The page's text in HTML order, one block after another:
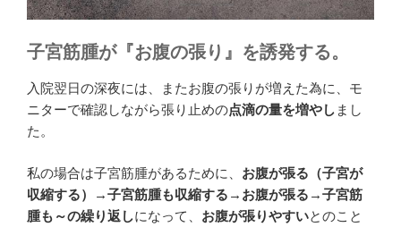
子宮筋腫が『お腹の張り』を誘発する。
入院翌日の深夜には、またお腹の張りが増えた為に、モ
ニターで確認しながら張り止めの点滴の量を増やし まし
た。
私の場合は子宮筋腫があるために、 お腹が張る（子宮が
収縮する）→子宮筋腫も収縮する→お腹が張る→子宮筋
腫も～の繰り返しになって、 お腹が張りやすいとのこと